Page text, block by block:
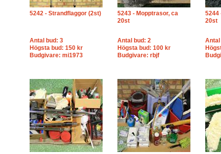
5242 - Strandflaggor (2st)
Antal bud: 3
Högsta bud: 150 kr
Budgivare: mi1973
5243 - Mopptrasor, ca
20st
Antal bud: 2
Högsta bud: 100 kr
Budgivare: rbjf
5244
20st
Antal